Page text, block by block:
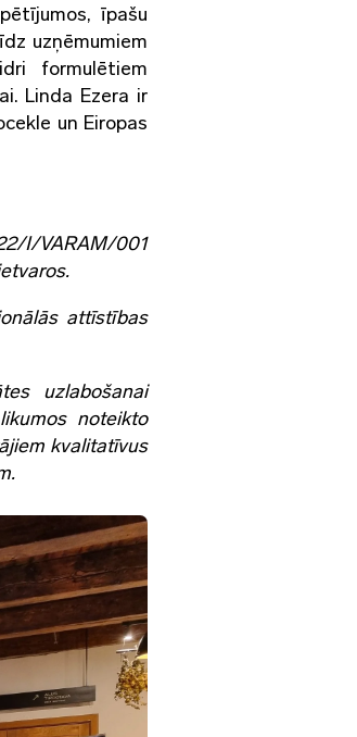
īpašu
uzņēmumiem
formulētiem
Linda Ezera ir
un Eiropas
I/VARAM/001
attīstības
uzlabošanai
noteikto
kvalitatīvus